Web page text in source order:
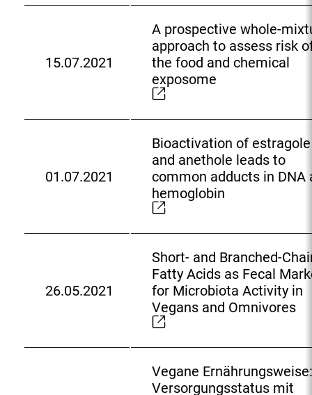
i
n
k
:
r
n
e
r
L
i
k
:
15.07.2021
E
x
t
e
r
n
e
r
L
n
k
:
A prospective whole-
approach to assess risk
the food and chemical
exposome
01.07.2021
E
x
t
e
r
n
e
r
L
n
k
:
Bioactivation of estragole
and anethole leads to
common adducts in DNA
hemoglobin
26.05.2021
E
x
t
e
r
n
Short- and Branched-
Fatty Acids as Fecal
for Microbiota Activity in
Vegans and Omnivores
Vegane Ernährungsweise:
Versorgungsstatus mit